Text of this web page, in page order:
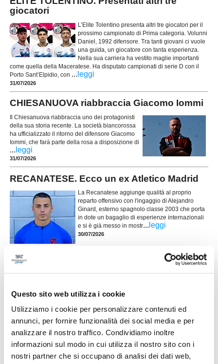
Questo sito web utilizza i cookie
Utilizziamo i cookie per personalizzare contenuti ed
annunci, per fornire funzionalità dei social media e per
analizzare il nostro traffico. Condividiamo inoltre
informazioni sul modo in cui utilizza il nostro sito con i
nostri partner che si occupano di analisi dei dati web,
giocatori
L’Elite Tolentino presenta altri tre giocatori per il
prossimo campionato di Prima categoria. Volunni
Daniel, 1992 difensore. Tra tanti giovani ci vuole
una guida, un giocatore con tanta esperienza.
Nella sua carriera ha vestito maglie importanti
come quella della Maceratese. Ha disputato campionati di serie D con il
Porto Sant’Elpidio, con ... leggi
31/07/2026
CHIESANUOVA riabbraccia Giacomo Iommi
Il Chiesanuova riabbraccia uno dei protagonisti
della sua storia recente. La società biancorossa
ha ufficializzato il ritorno del difensore Giacomo
Iommi, che farà parte della rosa a disposizione di
... leggi
31/07/2026
RECANATESE. Ecco un ex Atletico Madrid
La Recanatese aggiunge qualità al proprio
reparto offensivo con l'ingaggio di Alejandro
Ginard, esterno spagnolo classe 2003 che porta
in dote un bagaglio di esperienze internazionali
e si è già messo in mostr... leggi
30/07/2026
AMATORI CALCIO APPIGNANO. La società
riparte da Bonifazi
27/07/2026
ALEX BONIFAZI. Il portiere in cerca di una
nuova sfida
Nuovi stimoli, tanta voglia di ripartire e la
determinazione di scrivere un nuovo capitolo
lanciato da Alex Bonifazi, che ha fatto sapere di